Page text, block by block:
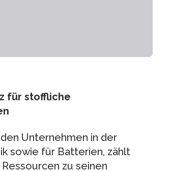
für stoffliche
Unternehmen in der
sowie für Batterien, zählt
zu seinen